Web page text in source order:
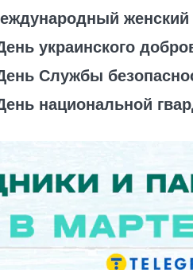
женский
украинского
Службы
национальной